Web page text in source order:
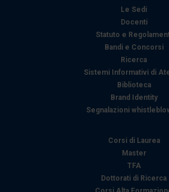
modificare o ritirare il tuo consenso
dalla Dichiarazione sui cookie.
Utilizziamo i cookie per
annunci, per fornire funzionalità dei
analizzare il nostro traffico.
informazioni sul modo in cui utilizza
nostri partner che si occupano di
con altre informazioni che ha fornito
raccolto dal suo utilizzo dei loro
Le Sedi
Docenti
Statuto e
Bandi e Concorsi
Ricerca
Sistemi Informativi di
Biblioteca
Brand Identity
Segnalazioni
Corsi di Laurea
Master
TFA
Dottorati di Ricerca